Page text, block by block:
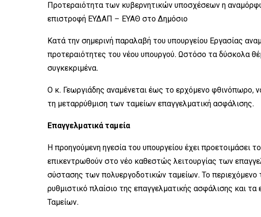
Προτεραιότητα των κυβερνητικών υποσχέσεων η
επιστροφή ΕΥΔΑΠ – ΕΥΑΘ στο Δημόσιο
Κατά την σημερινή παραλαβή του υπουργείου Εργασίας
προτεραιότητες του νέου υπουργού. Ωστόσο τα δύσκολα
συγκεκριμένα.
Ο κ. Γεωργιάδης αναμένεται έως το ερχόμενο φθινόπωρο,
τη μεταρρύθμιση των ταμείων επαγγελματική ασφάλισης.
Επαγγελματικά ταμεία
Η προηγούμενη ηγεσία του υπουργείου έχει προετοιμάσει
επικεντρωθούν στο νέο καθεστώς λειτουργίας των
σύστασης των πολυεργοδοτικών ταμείων. Το περιεχόμενο
ρυθμιστικό πλαίσιο της επαγγελματικής ασφάλισης και
Ταμείων.